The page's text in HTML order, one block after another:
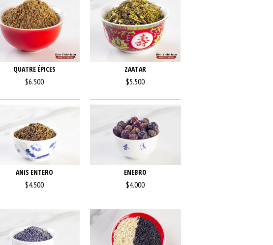
QUATRE ÉPICES
$6.500
ZAATAR
$5.500
ANIS ENTERO
$4.500
ENEBRO
$4.000